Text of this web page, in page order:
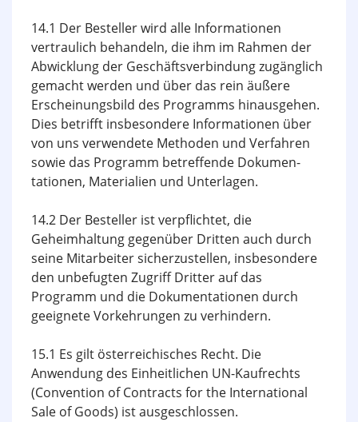
14.1 Der Besteller wird alle Informationen
vertraulich behandeln, die ihm im Rahmen der
Abwicklung der Geschäftsverbindung zugänglich
gemacht werden und über das rein äußere
Erscheinungsbild des Programms hinausgehen.
Dies betrifft insbesondere Informationen über
von uns verwendete Methoden und Verfahren
sowie das Programm betreffende Doku­men­
tationen, Materialien und Unterlagen.
14.2 Der Besteller ist verpflichtet, die
Geheimhaltung gegenüber Dritten auch durch
seine Mitarbeiter sicherzustellen, insbesondere
den unbefugten Zugriff Dritter auf das
Programm und die Dokumentationen durch
geeignete Vorkehrungen zu verhindern.
15.1 Es gilt österreichisches Recht. Die
Anwendung des Einheitlichen UN-Kaufrechts
(Convention of Contracts for the International
Sale of Goods) ist ausgeschlossen.